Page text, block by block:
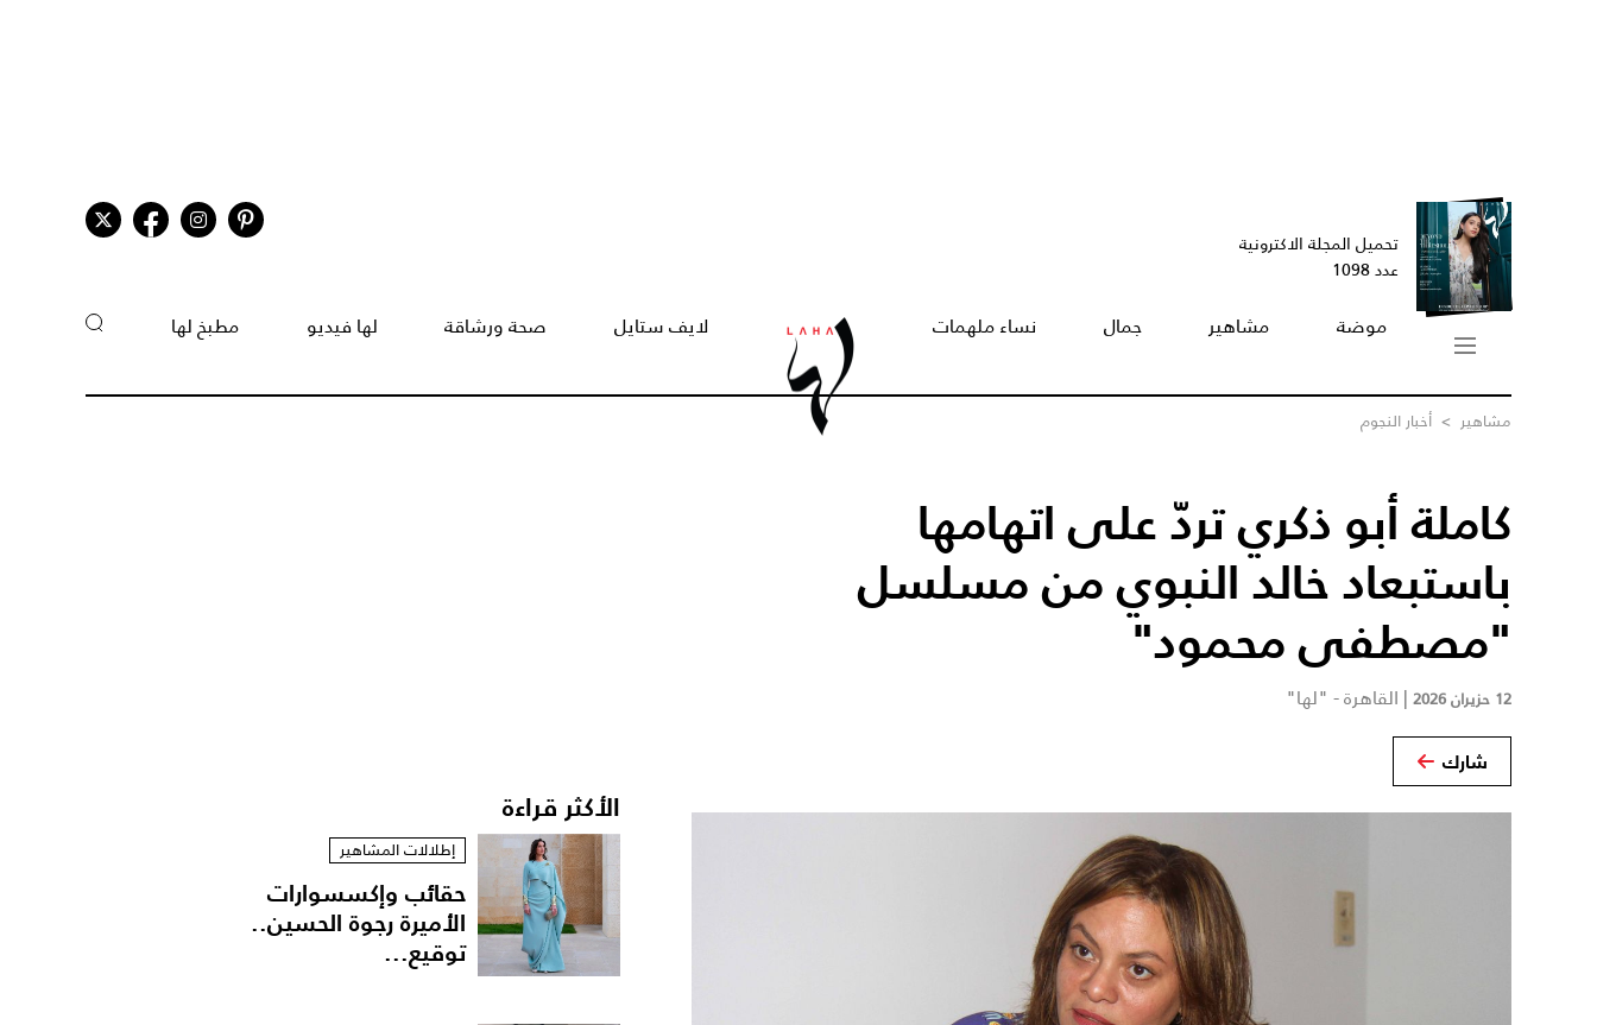
تحميل المجلة الاكترونية
عدد 1098
موضة مشاهير جمال نساء ملهمات لايف ستايل صحة ورشاقة لها فيديو مطبخ لها
مشاهير > أخبار النجوم
كاملة أبو ذكري تردّ على اتهامها
باستبعاد خالد النبوي من مسلسل
"مصطفى محمود"
12 حزيران 2026 | القاهرة - "لها"
شارك
الأكثر قراءة
إطلالات المشاهير
حقائب وإكسسوارات
الأميرة رجوة الحسين..
توقيع...